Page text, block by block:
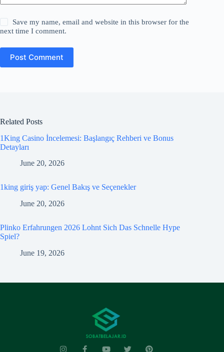
Save my name, email and website in this browser for the
next time I comment.
Post Comment
Related Posts
1King Casino İncelemesi: Başlangıç Rehberi ve Bonus
Detayları
June 20, 2026
1king giriş yap: Genel Bakış ve Seçenekler
June 20, 2026
Plinko Erfahrungen 2026 Lohnt Sich Das Schnelle Hype
Spiel?
June 19, 2026